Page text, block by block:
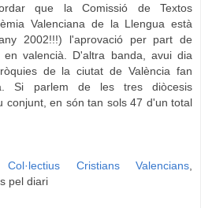
que la Comissió de Textos
Valenciana de la Llengua està
2002!!!) l'aprovació per part de
en valencià. D'altra banda, avui dia
de la ciutat de València fan
Si parlem de les tres diòcesis
conjunt, en són tan sols 47 d'un total
Cristians Valencians
pel diari